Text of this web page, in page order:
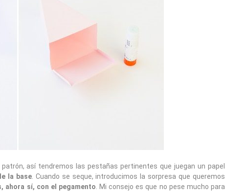
así tendremos las pestañas pertinentes que juegan un papel
la base. Cuando se seque, introducimos la sorpresa que queremos
ahora sí, con el pegamento . Mi consejo es que no pese mucho para